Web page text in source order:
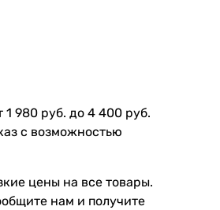
980 руб. до 4 400 руб.
с возможностью
цены на все товары.
нам и получите